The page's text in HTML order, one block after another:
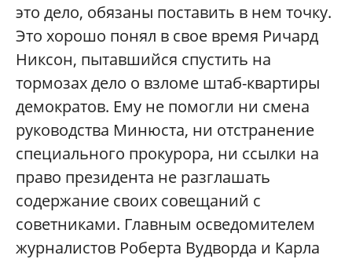
это дело, обязаны поставить в нем точку.
Это хорошо понял в свое время Ричард
Никсон, пытавшийся спустить на
тормозах дело о взломе штаб-квартиры
демократов. Ему не помогли ни смена
руководства Минюста, ни отстранение
специального прокурора, ни ссылки на
право президента не разглашать
содержание своих совещаний с
советниками. Главным осведомителем
журналистов Роберта Вудворда и Карла